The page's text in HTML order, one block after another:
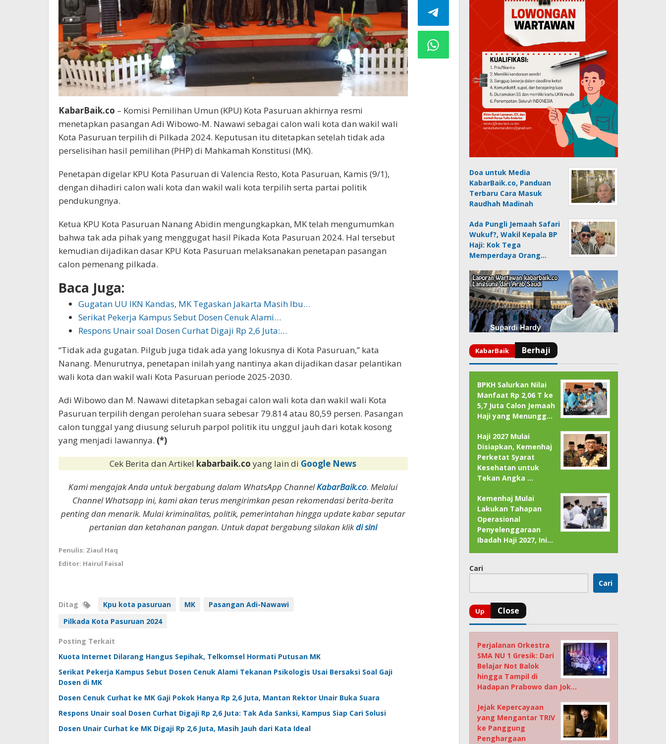
KabarBaik.co – Komisi Pemilihan Umun (KPU) Kota Pasuruan akhirnya resmi
menetapkan pasangan Adi Wibowo-M. Nawawi sebagai calon wali kota dan wakil wali
Kota Pasuruan terpilih di Pilkada 2024. Keputusan itu ditetapkan setelah tidak ada
perselisihan hasil pemilihan (PHP) di Mahkamah Konstitusi (MK).
Penetapan digelar KPU Kota Pasuruan di Valencia Resto, Kota Pasuruan, Kamis (9/1),
dengan dihadiri calon wali kota dan wakil wali kota terpilih serta partai politik
pendukungnya.
Ketua KPU Kota Pasuruan Nanang Abidin mengungkapkan, MK telah mengumumkan
bahwa tak ada pihak yang menggugat hasil Pikada Kota Pasuruan 2024. Hal tersebut
kemudian dijadikan dasar KPU Kota Pasuruan melaksanakan penetapan pasangan
calon pemenang pilkada.
Baca Juga:
Gugatan UU IKN Kandas, MK Tegaskan Jakarta Masih Ibu…
Serikat Pekerja Kampus Sebut Dosen Cenuk Alami…
Respons Unair soal Dosen Curhat Digaji Rp 2,6 Juta:…
“Tidak ada gugatan. Pilgub juga tidak ada yang lokusnya di Kota Pasuruan,” kata
Nanang. Menurutnya, penetapan inilah yang nantinya akan dijadikan dasar pelantikan
wali kota dan wakil wali Kota Pasuruan periode 2025-2030.
Adi Wibowo dan M. Nawawi ditetapkan sebagai calon wali kota dan wakil wali Kota
Pasuruan terpilih dengan perolehan suara sebesar 79.814 atau 80,59 persen. Pasangan
calon tunggal yang diusung seluruh parpol politik itu unggul jauh dari kotak kosong
yang menjadi lawannya. (*)
Cek Berita dan Artikel kabarbaik.coyang lain di Google News
Kami mengajak Anda untuk bergabung dalam WhatsApp ChannelKabarBaik.co. Melalui
Channel Whatsapp ini, kami akan terus mengirimkan pesan rekomendasi berita-berita
penting dan menarik. Mulai kriminalitas, politik, pemerintahan hingga update kabar seputar
pertanian dan ketahanan pangan. Untuk dapat bergabung silakan klikdi sini
Penulis: Ziaul Haq
Editor: Hairul Faisal
Ditag Kpu kota pasuruan MK
Pasangan Adi-Nawawi
Pilkada Kota Pasuruan 2024
Posting Terkait
Kuota Internet Dilarang Hangus Sepihak, Telkomsel Hormati Putusan MK
Serikat Pekerja Kampus Sebut Dosen Cenuk Alami Tekanan Psikologis Usai Bersaksi Soal Gaji
Dosen di MK
Dosen Cenuk Curhat ke MK Gaji Pokok Hanya Rp 2,6 Juta, Mantan Rektor Unair Buka Suara
Respons Unair soal Dosen Curhat Digaji Rp 2,6 Juta: Tak Ada Sanksi, Kampus Siap Cari Solusi
Dosen Unair Curhat ke MK Digaji Rp 2,6 Juta, Masih Jauh dari Kata Ideal
Doa untuk Media
KabarBaik.co, Panduan
Terbaru Cara Masuk
Raudhah Madinah
Ada Pungli Jemaah Safari
Wukuf?, Wakil Kepala BP
Haji: Kok Tega
Memperdaya Orang…
BPKH Salurkan Nilai
Manfaat Rp 2,06 T ke
5,7 Juta Calon Jemaah
Haji yang Menungg…
Haji 2027 Mulai
Disiapkan, Kemenhaj
Perketat Syarat
Kesehatan untuk
Tekan Angka …
Kemenhaj Mulai
Lakukan Tahapan
Operasional
Penyelenggaraan
Ibadah Haji 2027, Ini…
Cari
Cari
Perjalanan Orkestra
SMA NU 1 Gresik: Dari
Belajar Not Balok
hingga Tampil di
Hadapan Prabowo dan Jok…
Jejak Kepercayaan
yang Mengantar TRIV
ke Panggung
Penghargaan